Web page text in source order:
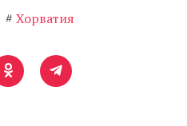
# Хорватия